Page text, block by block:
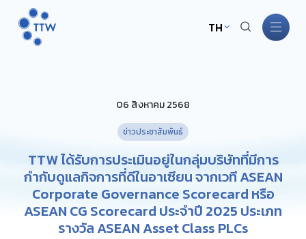
TH
ธุรกิจ TTW
การพัฒนาอย่างยั่งยืน
การกำกับดูแลกิจการ
06 สิงหาคม 2568
ข่าวประชาสัมพันธ์
TTW ได้รับการประเมินอยู่ในกลุ่มบริษัทที่มีการ
กำกับดูแลกิจการที่ดีในอาเซียน จากเวที ASEAN
Corporate Governance Scorecard หรือ
ASEAN CG Scorecard ประจำปี 2025 ประเภท
รางวัล ASEAN Asset Class PLCs